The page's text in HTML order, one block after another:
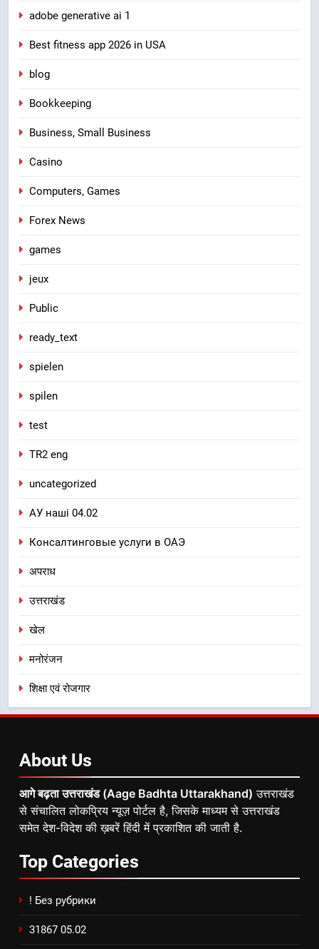
adobe generative ai 1
Best fitness app 2026 in USA
blog
Bookkeeping
Business, Small Business
Casino
Computers, Games
Forex News
games
jeux
Public
ready_text
spielen
spilen
test
TR2 eng
uncategorized
АУ наші 04.02
Консалтинговые услуги в ОАЭ
अपराध
उत्तराखंड
खेल
मनोरंजन
शिक्षा एवं रोजगार
About Us
आगे बढ़ता उत्तराखंड (Aage Badhta Uttarakhand) उत्तराखंड
से संचालित लोकप्रिय न्यूज़ पोर्टल है, जिसके माध्यम से उत्तराखंड
समेत देश-विदेश की ख़बरें हिंदी में प्रकाशित की जाती है.
Top Categories
! Без рубрики
31867 05.02